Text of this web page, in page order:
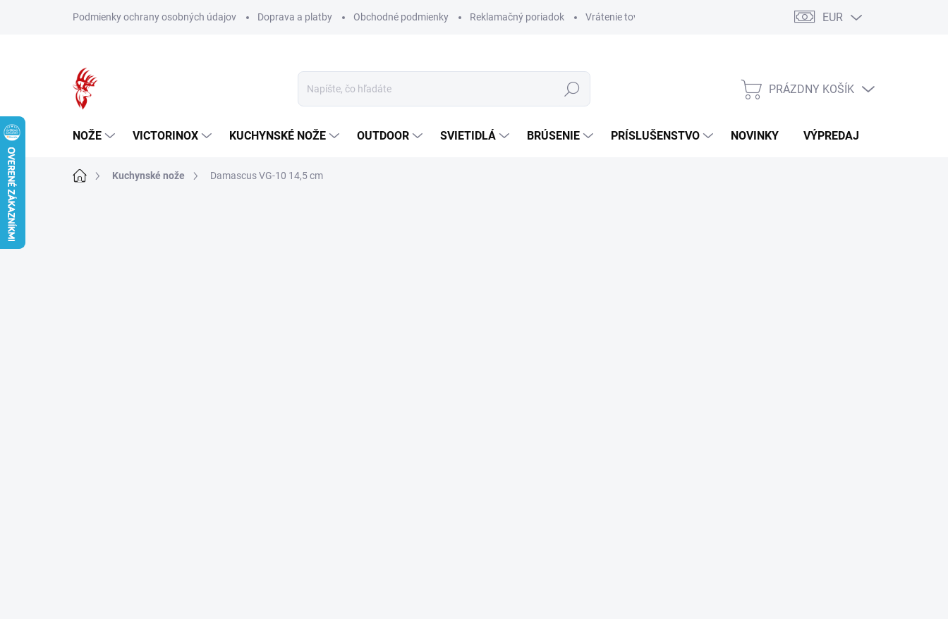
Podmienky ochrany osobných údajov Doprava a platby Obchodné podmienky Reklamačný poriadok Vrátenie tovaru EUR
Hľadať
NÁKUPNÝ
PRÁZDNY KOŠÍK
NOŽE VICTORINOX KUCHYNSKÉ NOŽE OUTDOOR SVIETIDLÁ BRÚSENIE PRÍSLUŠENSTVO NOVINKY VÝPREDAJ
DomovKuchynské nože Damascus VG-10 14,5 cm